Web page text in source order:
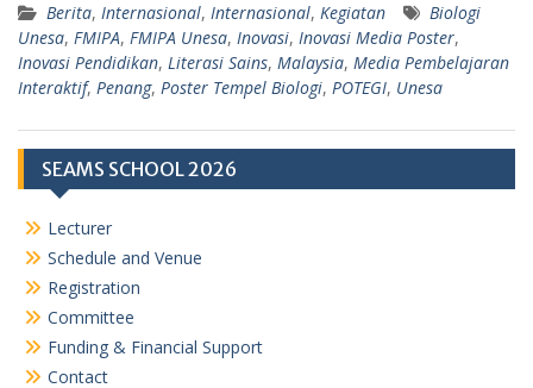
Berita, Internasional, Internasional, Kegiatan
Biologi
Unesa, FMIPA, FMIPA Unesa, Inovasi, Inovasi Media Poster,
Inovasi Pendidikan, Literasi Sains, Malaysia, Media Pembelajaran
Interaktif, Penang, Poster Tempel Biologi, POTEGI, Unesa
SEAMS SCHOOL 2026
Lecturer
Schedule and Venue
Registration
Committee
Funding & Financial Support
Contact